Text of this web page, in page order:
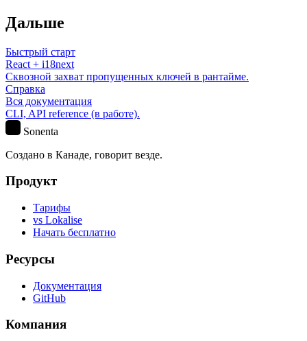
Дальше
Быстрый старт
React + i18next
Сквозной захват пропущенных ключей в рантайме.
Справка
Вся документация
CLI, API reference (в работе).
Sonenta
Создано в Канаде, говорит везде.
Продукт
Тарифы
vs Lokalise
Начать бесплатно
Ресурсы
Документация
GitHub
Компания